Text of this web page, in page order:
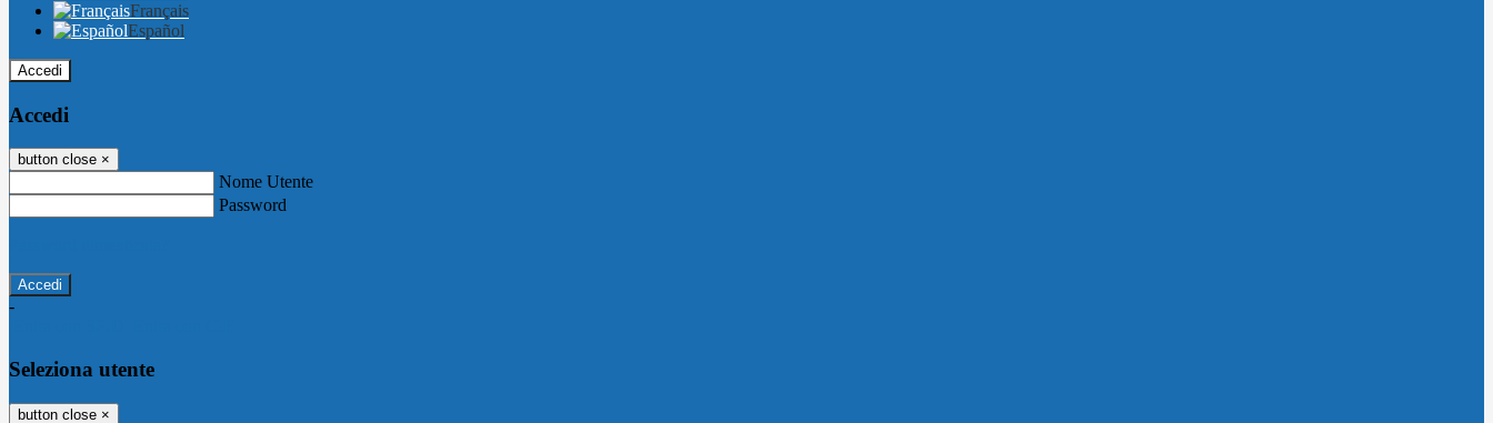
Français
Español
Accedi
Accedi
button close ×
Nome Utente
Password
-
Seleziona utente
button close ×